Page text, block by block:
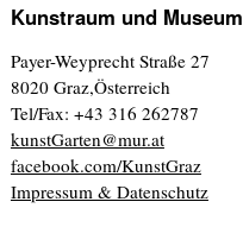
Kunstraum und Museum
Payer-Weyprecht Straße 27
8020 Graz,Österreich
Tel/Fax: +43 316 262787
kunstGarten@mur.at
facebook.com/KunstGraz
Impressum & Datenschutz